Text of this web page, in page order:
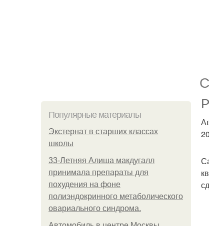
Популярные материалы
Экстернат в старших классах
школы
33-Летняя Алиша макдугалл
принимала препараты для
похудения на фоне
полиэндокринного метаболического
овариального синдрома.